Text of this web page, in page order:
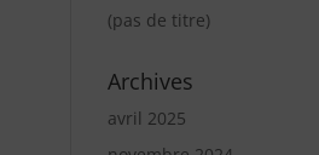
(pas de titre)
Archives
avril 2025